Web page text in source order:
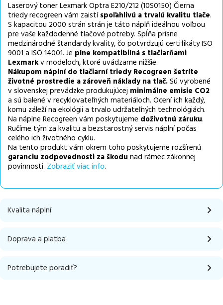
Laserový toner Lexmark Optra E210/212 (10S0150) Čierna
triedy recogreen vám zaistíspoľahlivú a trvalú kvalitu tlače.
S kapacitou 2000 strán strán je táto náplň ideálnou voľbou
pre vaše každodenné tlačové potreby. Spĺňa prísne
medzinárodné štandardy kvality, čo potvrdzujú certifikáty ISO
9001 a ISO 14001. Je plne kompatibilná s tlačiarňami
Lexmarkv modeloch, ktoré uvádzame nižšie.
Nákupom náplní do tlačiarní triedy Recogreen šetríte
životné prostredie a zároveň náklady na tlač.Sú vyrobené
v slovenskej prevádzke produkujúcej minimálne emisie CO2
a sú balené v recyklovateľných materiáloch. Ocení ich každý,
komu záleží na ekológii a trvalo udržateľných technológiách.
Na náplne Recogreen vám poskytujeme doživotnú záruku.
Ručíme tým za kvalitu a bezstarostný servis náplní počas
celého ich životného cyklu.
Na tento produkt vám okrem toho poskytujeme rozšírenú
garanciu zodpovednosti za škodu nad rámec zákonnej
povinnosti. Zobraziť viac info.
Kvalita náplní
Doprava a platba
Potrebujete poradiť?